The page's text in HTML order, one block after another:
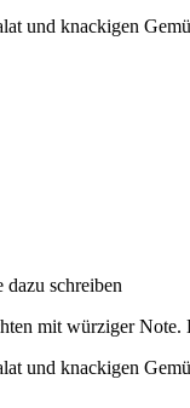
und knackigen
schreiben
mit würziger
und knackigen